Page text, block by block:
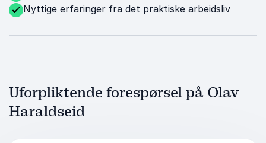
Nyttige erfaringer fra det praktiske arbeidsliv
Uforpliktende forespørsel på Olav
Haraldseid